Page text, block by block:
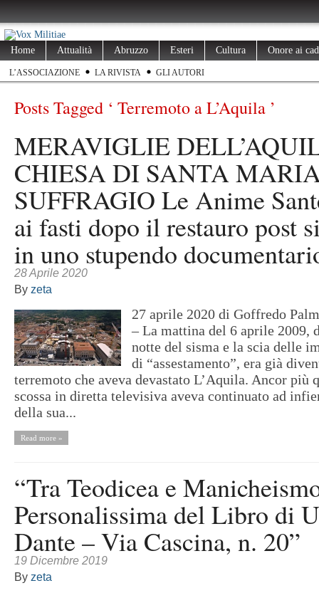
Home Attualità Abruzzo Esteri Cultura Onore ai
L’ASSOCIAZIONE LA RIVISTA GLI AUTORI
Posts Tagged ‘ Terremoto a L’Aquila ’
MERAVIGLIE
CHIESA DI SANTA
SUFFRAGIO Le Anime
ai fasti dopo il restauro post
in uno stupendo
28 Aprile 2020
By zeta
27 aprile 2020 di Goffredo
– La mattina del 6 aprile 2009,
notte del sisma e la scia delle
di “assestamento”, era già
terremoto che aveva devastato L’Aquila. Ancor più
scossa in diretta televisiva aveva continuato ad
della sua...
Read more »
“Tra Teodicea e
Personalissima del Libro di
Dante – Via Cascina, n. 20”
19 Dicembre 2019
By zeta